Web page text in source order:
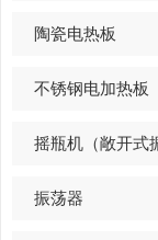
陶瓷电热板
不锈钢电加热板
摇瓶机（敞开式
振荡器